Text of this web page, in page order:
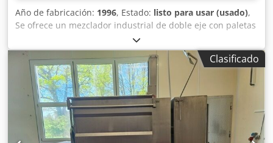
Año de fabricación: 1996, Estado: listo para usar (usado),
Se ofrece un mezclador industrial de doble eje con paletas
Risco procedente de una granja avícola. Ejes de mezcla: 2,
volumen nominal del recipiente: 1300 l, capacidad máxima
de lote: aprox. 1300 kg, potencia del motor: 15 kW,
homogeneidad: casi 100 %, dimensiones de la máquina
(largo/ancho/alto): aprox. 2600 mm/1300 mm/1500 mm,
peso: aprox. 1550 kg. Incluye un dispositivo de elevación y
vuelco. Se proporciona documentación. Es posible realizar
una inspección in situ. Dsdpfx Akjznx Hpsceck
Clasificado